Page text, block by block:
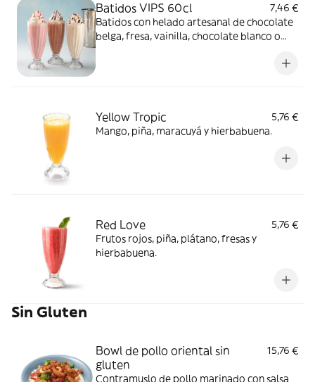
Batidos VIPS 60cl
7,46 €
Batidos con helado artesanal de chocolate
belga, fresa, vainilla, chocolate blanco o
Yellow Tropic
5,76 €
Mango, piña, maracuyá y hierbabuena.
Red Love
5,76 €
Frutos rojos, piña, plátano, fresas y
hierbabuena.
Sin Gluten
Bowl de pollo oriental sin
gluten
15,76 €
Contramuslo de pollo marinado con salsa